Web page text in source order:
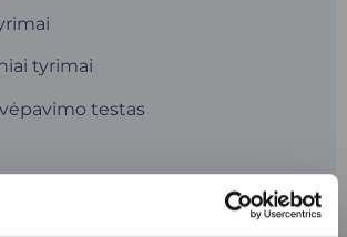
tyrimai
testas